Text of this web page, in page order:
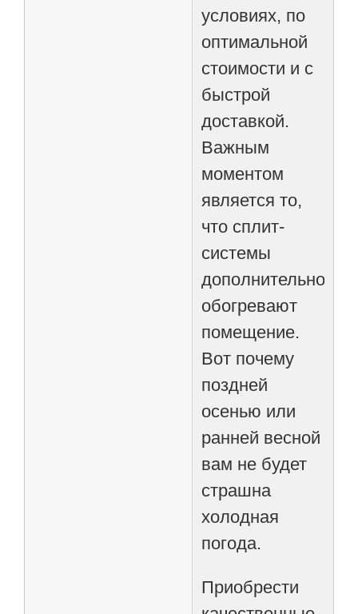
условиях, по
оптимальной
стоимости и с
быстрой
доставкой.
Важным
моментом
является то,
что сплит-
системы
дополнительно
обогревают
помещение.
Вот почему
поздней
осенью или
ранней весной
вам не будет
страшна
холодная
погода.
Приобрести